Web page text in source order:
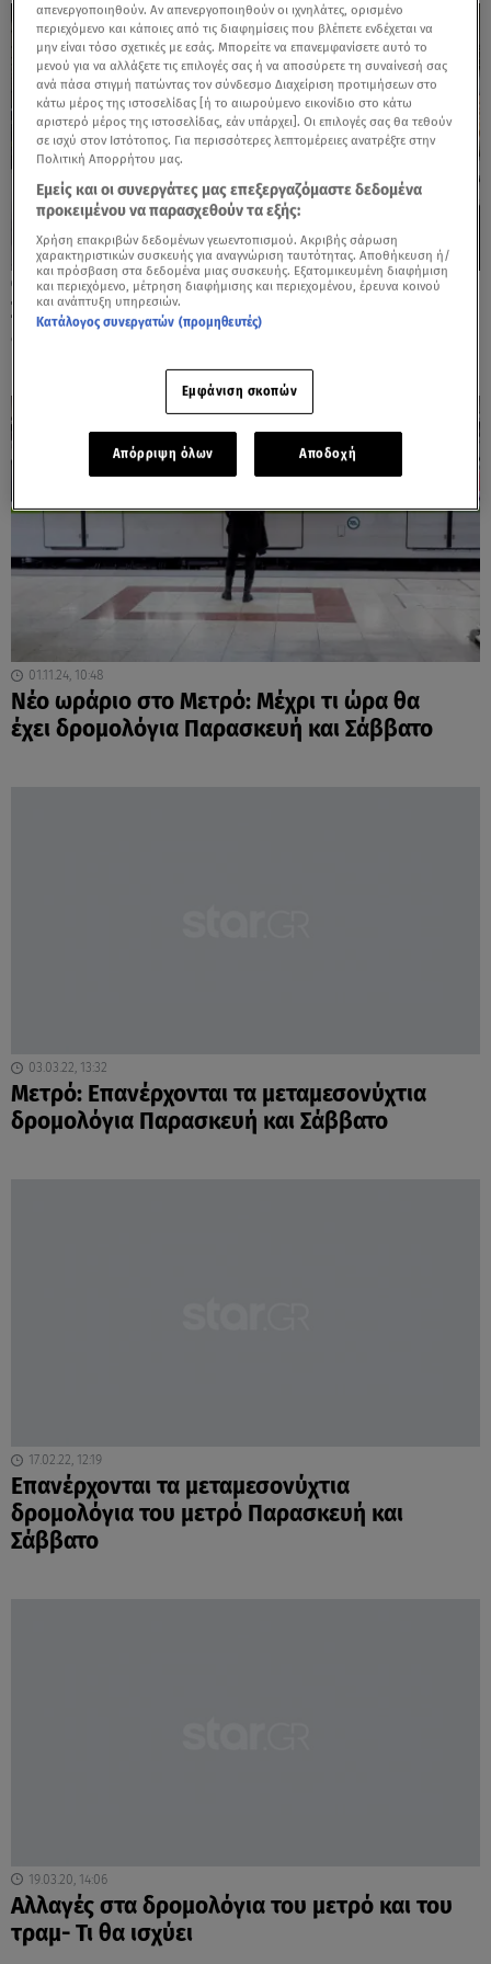
18.11.24, 21:48
ΣΤΑΣΥ: Ανασχεδιασμός και ενίσχυση
δρομολογίων στις γραμμές του Μετρό
01.11.24, 10:48
Νέο ωράριο στο Μετρό: Μέχρι τι ώρα θα
έχει δρομολόγια Παρασκευή και Σάββατο
03.03.22, 13:32
Μετρό: Επανέρχονται τα μεταμεσονύχτια
δρομολόγια Παρασκευή και Σάββατο
17.02.22, 12:19
Επανέρχονται τα μεταμεσονύχτια
δρομολόγια του μετρό Παρασκευή και
Σάββατο
19.03.20, 14:06
Αλλαγές στα δρομολόγια του μετρό και του
τραμ- Τι θα ισχύει
απενεργοποιηθούν. Αν απενεργοποιηθούν οι ιχνηλάτες, ορισμένο
περιεχόμενο και κάποιες από τις διαφημίσεις που βλέπετε ενδέχεται να
μην είναι τόσο σχετικές με εσάς. Μπορείτε να επανεμφανίσετε αυτό το
μενού για να αλλάξετε τις επιλογές σας ή να αποσύρετε τη συναίνεσή σας
ανά πάσα στιγμή πατώντας τον σύνδεσμο Διαχείριση προτιμήσεων στο
κάτω μέρος της ιστοσελίδας [ή το αιωρούμενο εικονίδιο στο κάτω
αριστερό μέρος της ιστοσελίδας, εάν υπάρχει]. Οι επιλογές σας θα τεθούν
σε ισχύ στον Ιστότοπος. Για περισσότερες λεπτομέρειες ανατρέξτε στην
Πολιτική Απορρήτου μας.
Εμείς και οι συνεργάτες μας επεξεργαζόμαστε δεδομένα
προκειμένου να παρασχεθούν τα εξής:
Χρήση επακριβών δεδομένων γεωεντοπισμού. Ακριβής σάρωση
χαρακτηριστικών συσκευής για αναγνώριση ταυτότητας. Αποθήκευση ή/
και πρόσβαση στα δεδομένα μιας συσκευής. Εξατομικευμένη διαφήμιση
και περιεχόμενο, μέτρηση διαφήμισης και περιεχομένου, έρευνα κοινού
και ανάπτυξη υπηρεσιών.
Κατάλογος συνεργατών (προμηθευτές)
Εμφάνιση σκοπών
Απόρριψη όλων Αποδοχή